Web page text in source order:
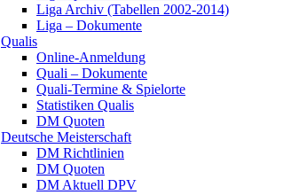
Liga Archiv (Tabellen 2002-2014)
Liga – Dokumente
Qualis
Online-Anmeldung
Quali – Dokumente
Quali-Termine & Spielorte
Statistiken Qualis
DM Quoten
Deutsche Meisterschaft
DM Richtlinien
DM Quoten
DM Aktuell DPV